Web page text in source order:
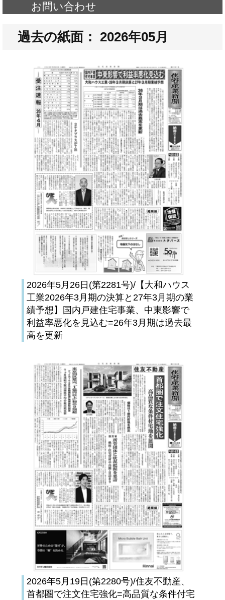
お問い合わせ
過去の紙面： 2026年05月
2026年5月26日(第2281号)/【大和ハウス
工業2026年3月期の決算と27年3月期の業
績予想】国内戸建住宅事業、中東影響で
利益率悪化を見込む=26年3月期は過去最
高を更新
2026年5月19日(第2280号)/住友不動産、
首都圏で注文住宅強化=高品質な条件付宅